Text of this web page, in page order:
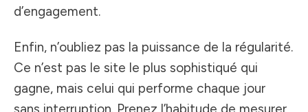
d’engagement.
Enfin, n’oubliez pas la puissance de la régularité.
Ce n’est pas le site le plus sophistiqué qui
gagne, mais celui qui performe chaque jour